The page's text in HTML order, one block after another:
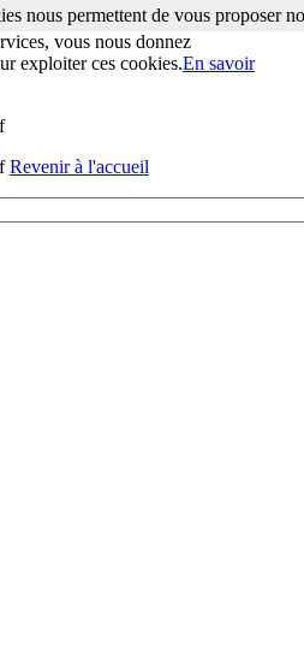
vous proposer nos services plus
vous nous donnez
exploiter ces cookies.En savoir
Revenir à l'accueil
nous permettent de vous proposer